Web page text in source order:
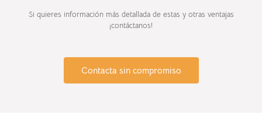
Si quieres información más detallada de estas y otras ventajas
¡contáctanos!
Contacta sin compromiso